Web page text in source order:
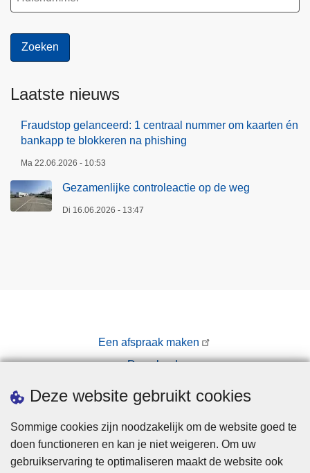
Deze website gebruikt cookies
Sommige cookies zijn noodzakelijk om de website goed te
doen functioneren en kan je niet weigeren. Om uw
gebruikservaring te optimaliseren maakt de website ook
Laatste nieuws
Fraudstop gelanceerd: 1 centraal nummer om kaarten én
bankapp te blokkeren na phishing
Ma 22.06.2026 - 10:53
Gezamenlijke controleactie op de weg
Di 16.06.2026 - 13:47
Een afspraak maken
Downloads